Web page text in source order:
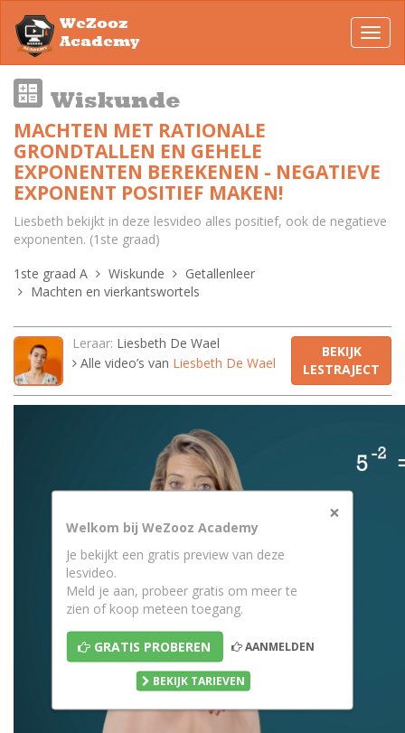
WeZooz
Academy
Wiskunde
MACHTEN MET RATIONALE
GRONDTALLEN EN GEHELE
EXPONENTEN BEREKENEN - NEGATIEVE
EXPONENT POSITIEF MAKEN!
Liesbeth bekijkt in deze lesvideo alles positief, ook de negatieve
exponenten. (1ste graad)
1ste graad A
Wiskunde
Getallenleer
Machten en vierkantswortels
Leraar: Liesbeth De Wael
Alle video’s van Liesbeth De Wael
BEKIJK
LESTRAJECT
×
Welkom bij WeZooz Academy
Je bekijkt een gratis preview van deze
lesvideo.
Meld je aan, probeer gratis om meer te
zien of koop meteen toegang.
GRATIS PROBEREN AANMELDEN
BEKIJK TARIEVEN